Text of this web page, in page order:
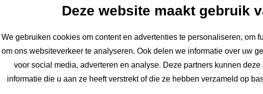
Deze website maakt gebruik
We gebruiken cookies om content en advertenties te personaliseren, om
om ons websiteverkeer te analyseren. Ook delen we informatie over uw
voor social media, adverteren en analyse. Deze partners kunnen
informatie die u aan ze heeft verstrekt of die ze hebben verzameld op
In deze bijlage van het het Landelijk Professioneel Kader (LPK) vind
antwoorden over het LPK.
Download publicatie